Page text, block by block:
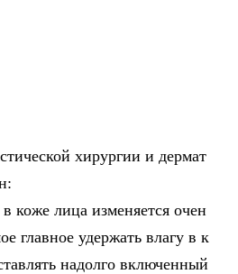
хирургии и дермат
коже лица изменяется очен
главное удержать влагу в к
надолго включенный